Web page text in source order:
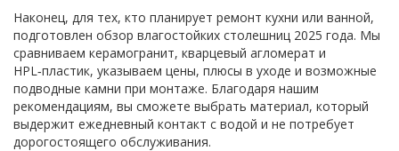
Наконец, для тех, кто планирует ремонт кухни или ванной,
подготовлен обзор влагостойких столешниц 2025 года. Мы
сравниваем керамогранит, кварцевый агломерат и
HPL‑пластик, указываем цены, плюсы в уходе и возможные
подводные камни при монтаже. Благодаря нашим
рекомендациям, вы сможете выбрать материал, который
выдержит ежедневный контакт с водой и не потребует
дорогостоящего обслуживания.